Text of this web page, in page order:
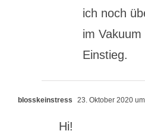
ich noch
im
Einstieg.
blosskeinstress 23. Oktober 2020
Hi!